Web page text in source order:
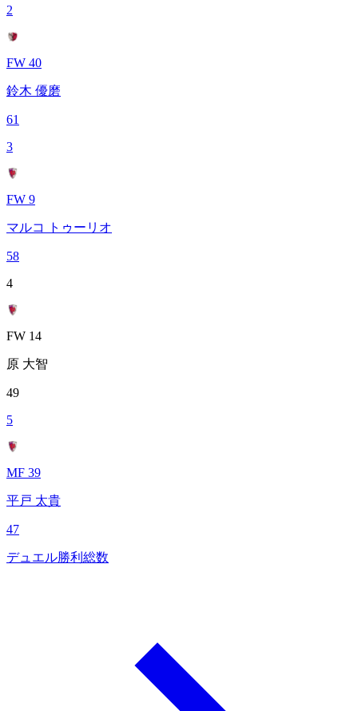
2
FW 40
鈴木 優磨
61
3
FW 9
マルコ トゥーリオ
58
4
FW 14
原 大智
49
5
MF 39
平戸 太貴
47
デュエル勝利総数